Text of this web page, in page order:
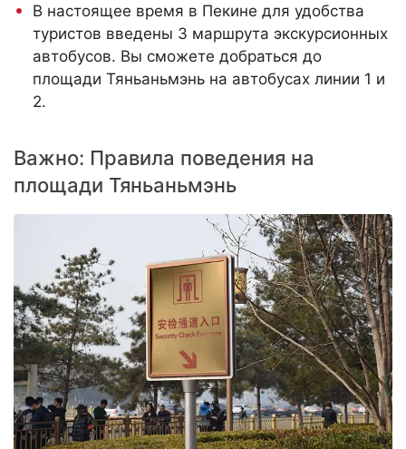
В настоящее время в Пекине для удобства
туристов введены 3 маршрута экскурсионных
автобусов. Вы сможете добраться до
площади Тяньаньмэнь на автобусах линии 1 и
2.
Важно: Правила поведения на
площади Тяньаньмэнь